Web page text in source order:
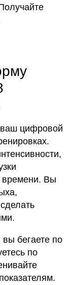
цифровой
времени. Вы
вы бегаете по
по